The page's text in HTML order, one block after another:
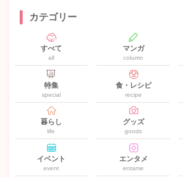
カテゴリー
すべて
all
マンガ
column
特集
special
食・レシピ
recipe
暮らし
life
グッズ
goods
イベント
event
エンタメ
entame